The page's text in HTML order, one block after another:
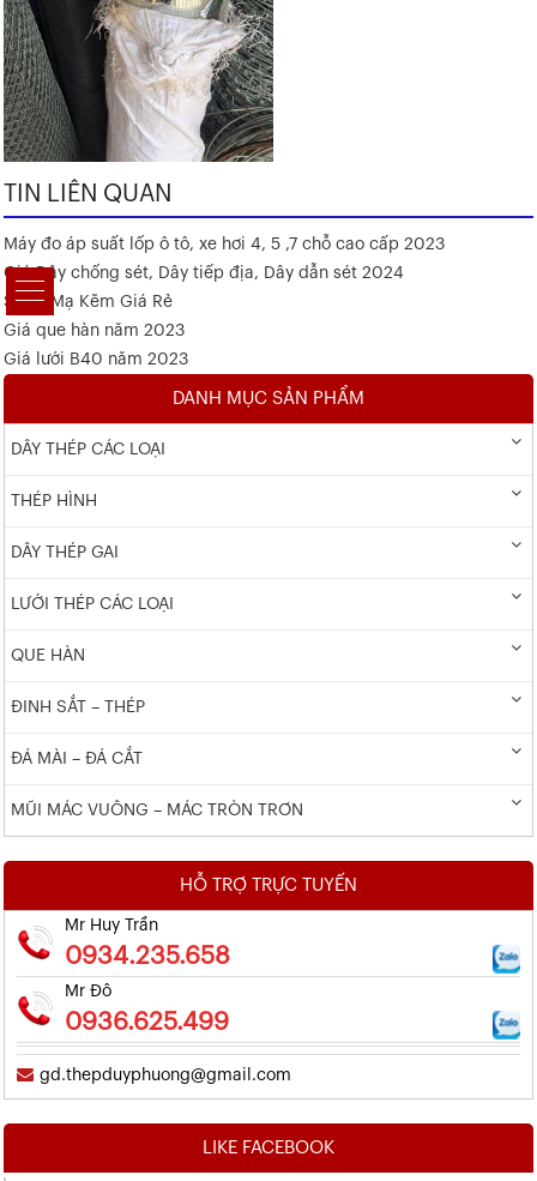
TIN LIÊN QUAN
Máy đo áp suất lốp ô tô, xe hơi 4, 5 ,7 chỗ cao cấp 2023
Giá Dây chống sét, Dây tiếp địa, Dây dẫn sét 2024
Sắt V Mạ Kẽm Giá Rẻ
Giá que hàn năm 2023
Giá lưới B40 năm 2023
DANH MỤC SẢN PHẨM
DÂY THÉP CÁC LOẠI
THÉP HÌNH
DÂY THÉP GAI
LƯỚI THÉP CÁC LOẠI
QUE HÀN
ĐINH SẮT – THÉP
ĐÁ MÀI – ĐÁ CẮT
MŨI MÁC VUÔNG – MÁC TRÒN TRƠN
HỖ TRỢ TRỰC TUYẾN
Mr Huy Trần
0934.235.658
Mr Đô
0936.625.499
gd.thepduyphuong@gmail.com
LIKE FACEBOOK